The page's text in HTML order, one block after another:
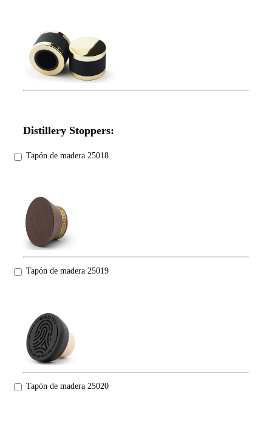
Distillery Stoppers:
Tapón de madera 25018
Tapón de madera 25019
Tapón de madera 25020